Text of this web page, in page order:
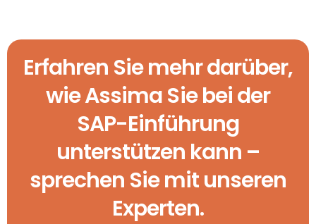
Erfahren Sie mehr darüber,
wie Assima Sie bei der
SAP-Einführung
unterstützen kann –
sprechen Sie mit unseren
Experten.